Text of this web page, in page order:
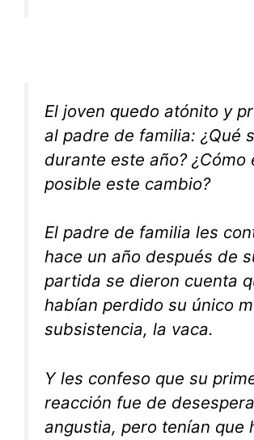
El joven quedo atónito y
al padre de familia: ¿Qué
durante este año? ¿Cómo
posible este cambio?
El padre de familia les
hace un año después de
partida se dieron cuenta
habían perdido su único
subsistencia, la vaca.
Y les confeso que su
reacción fue de
angustia, pero tenían que